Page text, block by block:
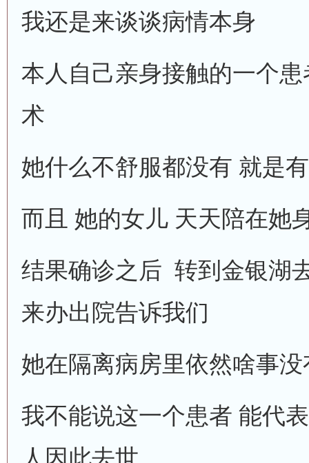
我还是来谈谈病情本身
本人自己亲身接触的一个
术
她什么不舒服都没有 就是
而且 她的女儿 天天陪在她
结果确诊之后 转到金银湖
来办出院告诉我们
她在隔离病房里依然啥事
我不能说这一个患者 能代
人因此去世